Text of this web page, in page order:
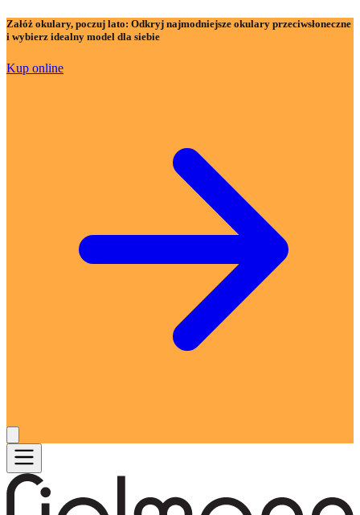
Załóż okulary, poczuj lato: Odkryj najmodniejsze okulary przeciwsłoneczne
i wybierz idealny model dla siebie
Kup online